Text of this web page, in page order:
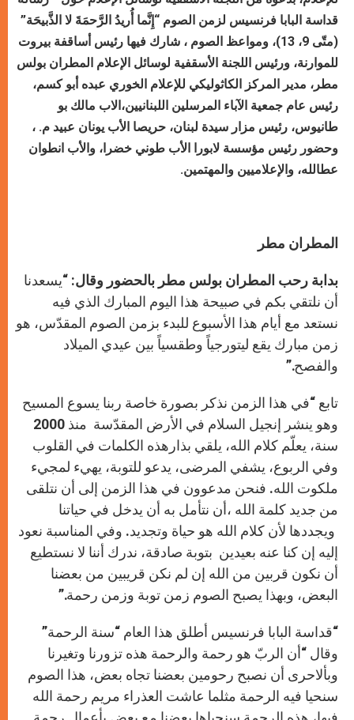
قداسة البابا فرنسيس لزمن الصوم “إِنَّما أُريدُ الرَّحمَةَ لا الذَّبيحَة”
(متّى 9، 13)
، ومواعظ الصوم ، شارك فيها رئيس أساقفة بيروت
للموارنة، ورئيس اللجنة الأسقفية لوسائل الإعلام المطران بولس
مطر، مدير المركز الكاثوليكي للإعلام الخوري عبده أبو كسم،
رئيس عام جمعية الآباء المرسلين اللبنانيين،الاب مالك بو
طانيوس، رئيس مزار سيدة لبنان، حريصا الأب يونان عبيد م. ،
وحضور رئيس مؤسسة لابورا الأب طوني خضرا، والأب انطوان
عطالله، والإعلاميين والمهتمين.
المطران مطر
بدابة رحب المطران بولس مطر بالحضور وقال: “يسعدنا
أن نلتقي بكم في صبيحة هذا اليوم المبارك الذي فيه
نستعد مع أيام هذا الأسبوع للبدء بزمن الصوم المقدّس، هو
زمن مبارك يقع ليتورجياً وطقسياً بين عيدي الميلاد
والفصح.”
تابع “في هذا الزمن نذكر بصورة خاصة ربنا يسوع المسيح
وهو ينشر إنجيل السلام في الأرض المقدّسة منذ 2000
سنة، يعلّم كلام الله، يلقي بذارهذه الكلمات في القلوب
وفي الربوع، يشفي المرضى، يدعو للتوبة، يهيء لمجيء
ملكوت الله. فنحن مدعوون في هذا الزمن إلى أن نتلقى
من جديد كلمة الله ،أن نتأمل به أن يدخل في حياتنا
ويجددها لأن كلام الله هو حياة وتجديد. وفي المناسبة نعود
إليه إن كنا عنه بعيدين بتوبة صادقة، ندرك أننا لا نستطيع
أن نكون قربين من الله إن لم نكن قريبين من بعضنا
البعض، وبهذا يصبح الصوم زمن توبة وزمن رحمة.”
“قداسة البابا فرنسيس أطلق هذا العام “سنة الرحمة”
وقال “أن الربّ هو رحمة والرحمة هذه تزورنا وتغيرنا
وبألاحرى أن نصبح رحومين بعضنا تجاه بعض، هذا الصوم
سنحيا فيه الرحمة مثلما عاشت العذراء مريم رحمة الله